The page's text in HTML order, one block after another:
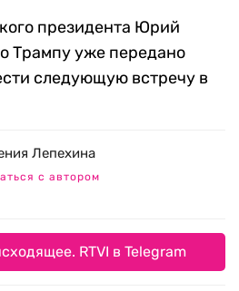
президента Юрий
Трампу уже передано
следующую встречу в
Лепехина
с автором
RTVI в Telegram